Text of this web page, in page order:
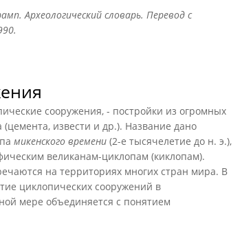
Археологический словарь. Перевод с
сооружения, - постройки из огромных
извести и др.). Название дано
микенского времени (2-е тысячелетие до н. э.),
великанам-циклопам (киклопам).
на территориях многих стран мира. В
циклопических сооружений в
мере объединяется с понятием